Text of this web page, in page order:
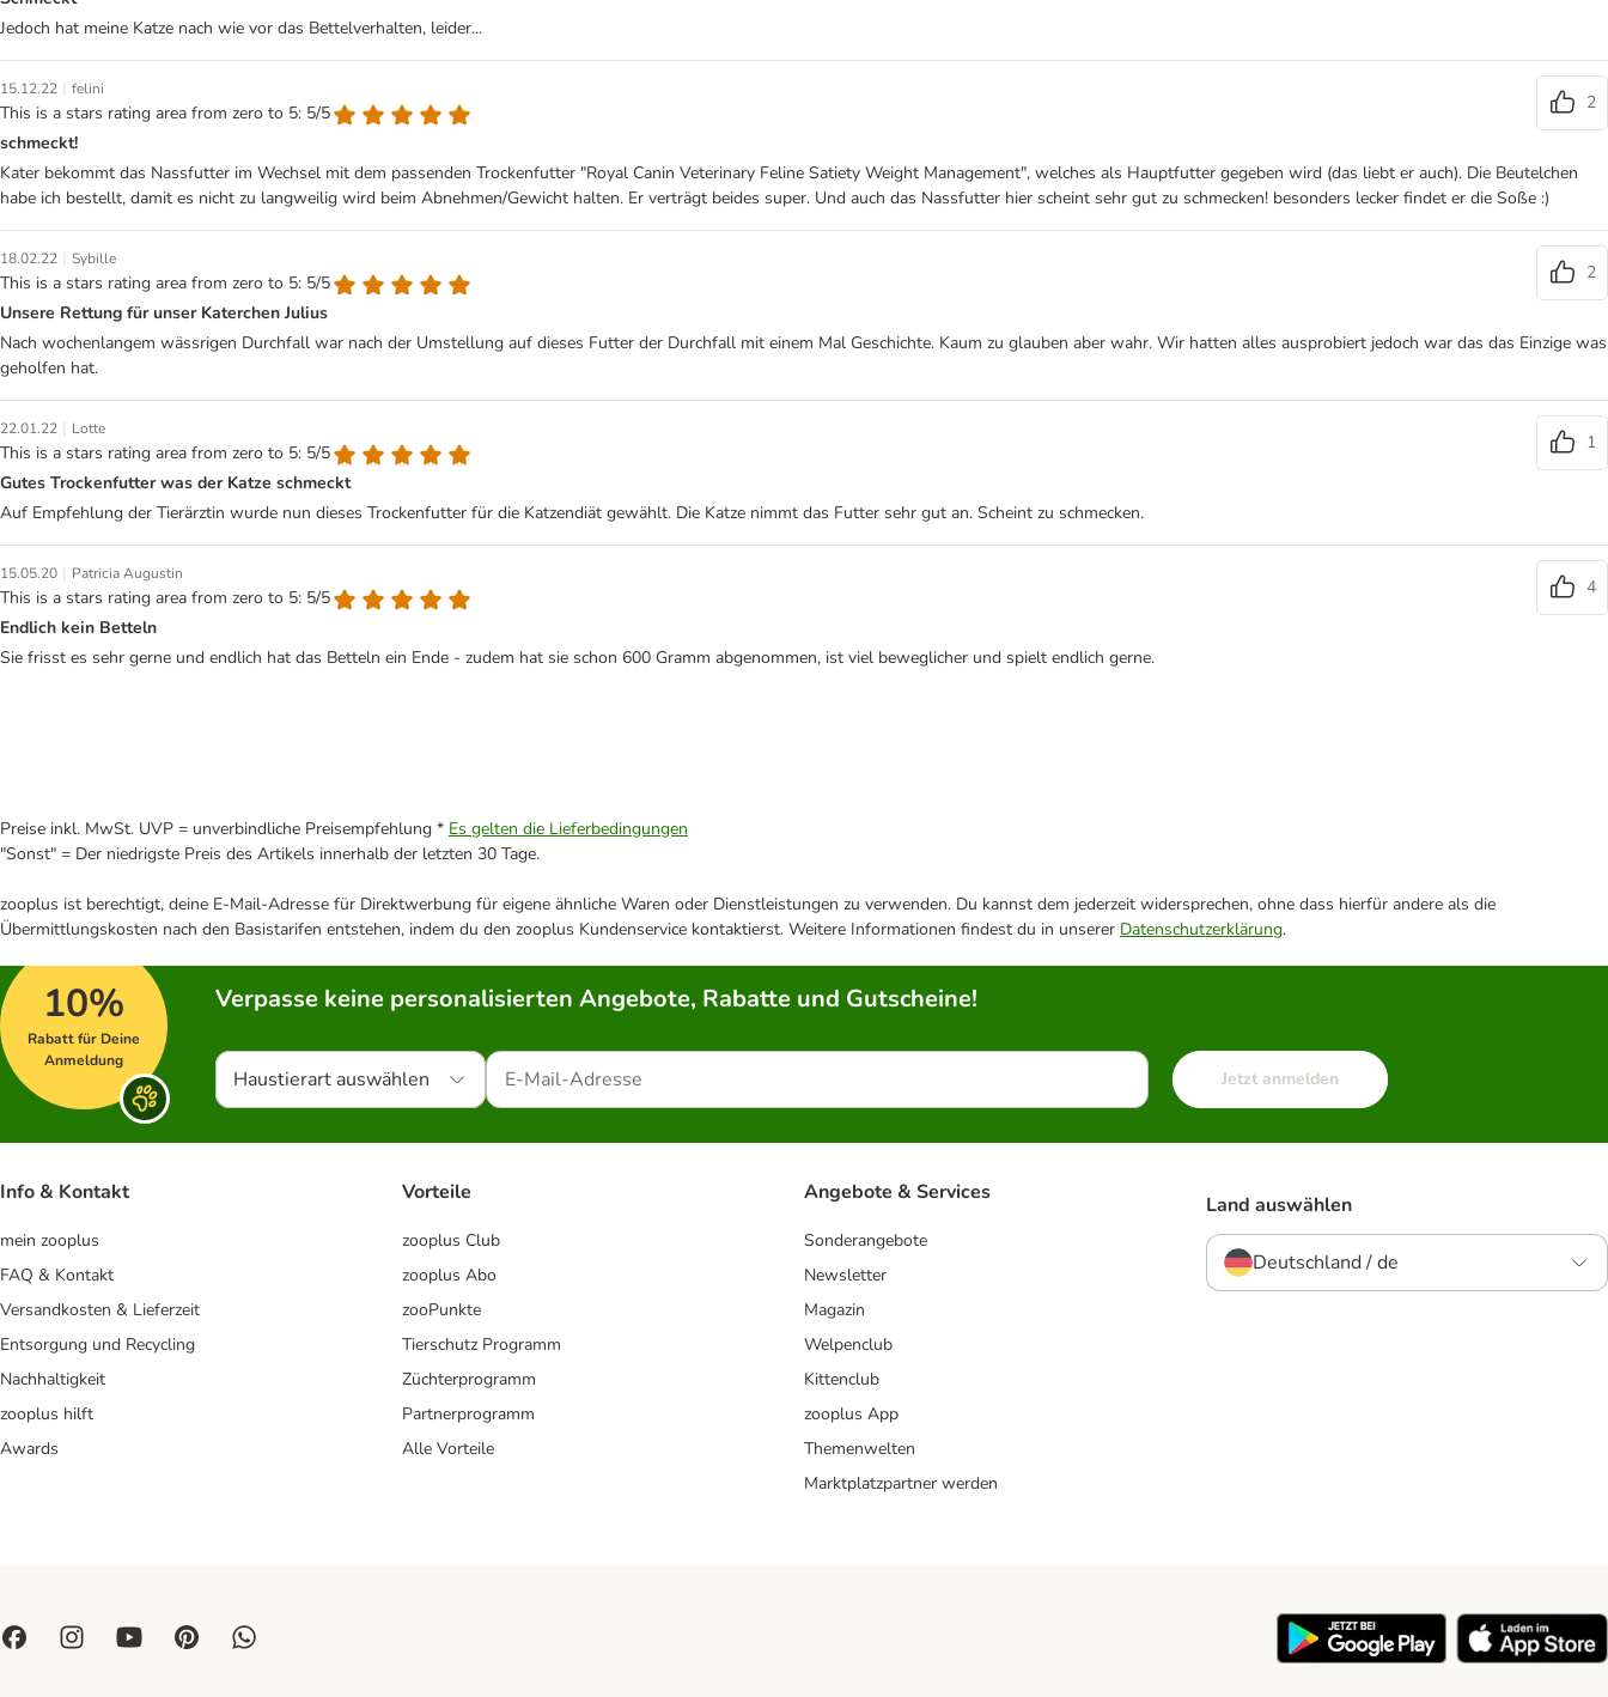
Jedoch hat meine Katze nach wie vor das Bettelverhalten, leider...
15.12.22 | felini
This is a stars rating area from zero to 5: 5/5
2
schmeckt!
Kater bekommt das Nassfutter im Wechsel mit dem passenden Trockenfutter "Royal Canin Veterinary Feline Satiety Weight Management", welches als Hauptfutter gegeben wird (das liebt er auch). Die Beutelchen
habe ich bestellt, damit es nicht zu langweilig wird beim Abnehmen/Gewicht halten. Er verträgt beides super. Und auch das Nassfutter hier scheint sehr gut zu schmecken! besonders lecker findet er die Soße :)
18.02.22 | Sybille
This is a stars rating area from zero to 5: 5/5
2
Unsere Rettung für unser Katerchen Julius
Nach wochenlangem wässrigen Durchfall war nach der Umstellung auf dieses Futter der Durchfall mit einem Mal Geschichte. Kaum zu glauben aber wahr. Wir hatten alles ausprobiert jedoch war das das Einzige was
geholfen hat.
22.01.22 | Lotte
This is a stars rating area from zero to 5: 5/5
1
Gutes Trockenfutter was der Katze schmeckt
Auf Empfehlung der Tierärztin wurde nun dieses Trockenfutter für die Katzendiät gewählt. Die Katze nimmt das Futter sehr gut an. Scheint zu schmecken.
15.05.20 | Patricia Augustin
This is a stars rating area from zero to 5: 5/5
4
Endlich kein Betteln
Sie frisst es sehr gerne und endlich hat das Betteln ein Ende - zudem hat sie schon 600 Gramm abgenommen, ist viel beweglicher und spielt endlich gerne.
Preise inkl. MwSt. UVP = unverbindliche Preisempfehlung * Es gelten die Lieferbedingungen
"Sonst" = Der niedrigste Preis des Artikels innerhalb der letzten 30 Tage.
zooplus ist berechtigt, deine E-Mail-Adresse für Direktwerbung für eigene ähnliche Waren oder Dienstleistungen zu verwenden. Du kannst dem jederzeit widersprechen, ohne dass hierfür andere als die
Übermittlungskosten nach den Basistarifen entstehen, indem du den zooplus Kundenservice kontaktierst. Weitere Informationen findest du in unserer Datenschutzerklärung.
10%
Rabatt für Deine
Anmeldung
Verpasse keine personalisierten Angebote, Rabatte und Gutscheine!
Haustierart auswählen Jetzt anmelden
Info & Kontakt
mein zooplus
FAQ & Kontakt
Versandkosten & Lieferzeit
Entsorgung und Recycling
Nachhaltigkeit
zooplus hilft
Awards
Vorteile
zooplus Club
zooplus Abo
zooPunkte
Tierschutz Programm
Züchterprogramm
Partnerprogramm
Alle Vorteile
Angebote & Services
Sonderangebote
Newsletter
Magazin
Welpenclub
Kittenclub
zooplus App
Themenwelten
Marktplatzpartner werden
Land auswählen
Deutschland / de